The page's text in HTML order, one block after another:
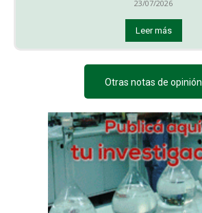
23/07/2026
Leer más
Otras notas de opinión